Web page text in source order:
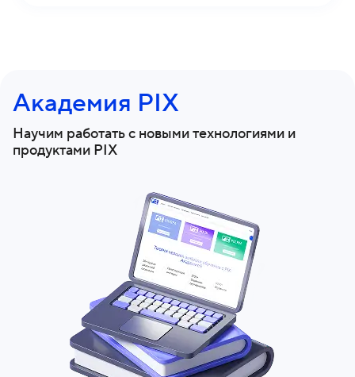
Академия PIX
Научим работать с новыми технологиями и
продуктами PIX